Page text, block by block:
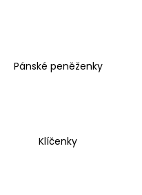
Pánské peněženky
Klíčenky